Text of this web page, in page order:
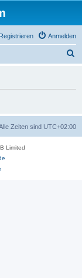
Anmelden
Registrieren
Zeiten sind UTC+02:00
Limited